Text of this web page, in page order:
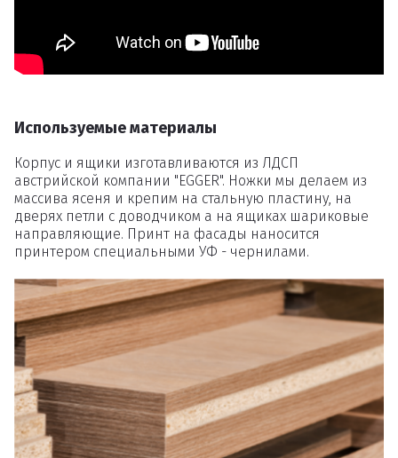
Используемые материалы
Корпус и ящики изготавливаются из ЛДСП
австрийской компании "EGGER". Ножки мы делаем из
массива ясеня и крепим на стальную пластину, на
дверях петли с доводчиком а на ящиках шариковые
направляющие. Принт на фасады наносится
принтером специальными УФ - чернилами.
Вы точно хотите удалить
Удалить